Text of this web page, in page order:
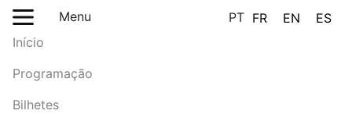
Menu PT FR EN
ES
Início
Programação
Bilhetes